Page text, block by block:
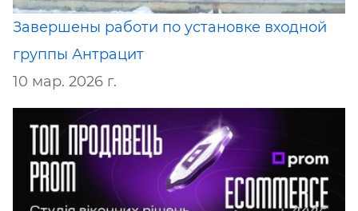
Завершены работи по установке входной
группы Антрацит
10 мар. 2026 г.